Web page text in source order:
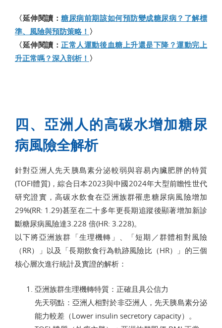
〈延伸閱讀：糖尿病前期該如何預防變成糖尿病？了解標
準、風險與預防策略！ 〉
〈延伸閱讀：正常人運動後血糖上升還是下降？運動完上
升正常嗎？深入剖析！ 〉
四、亞洲人的高碳水增加糖尿
病風險全解析
針對亞洲人先天胰島素分泌較弱與容易內臟肥胖的特質
(TOFI體質)，綜合日本2023與中國2024年大型前瞻性世代
研究證實，高碳水飲食在亞洲族群罹患糖尿病風險增加
29%(RR: 1.29)甚至在二十多年更長期追蹤後顯著增加新診
斷糖尿病風險達3.228 倍(HR: 3.228)。
以下將亞洲族群「生理機轉」、「短期／群體相對風險
（RR）」以及「長期飲食行為軌跡風險比（HR）」的三個
核心層次進行統計及實證的解析：
亞洲族群生理機轉特質：正確且具公信力
先天弱點：亞洲人相對於非亞洲人，先天胰島素分泌
能力較差（Lower insulin secretory capacity）。